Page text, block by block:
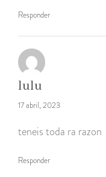
Responder
lulu
17 abril, 2023
teneis toda ra razon
Responder